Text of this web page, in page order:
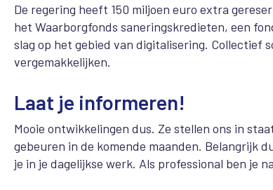
De regering heeft 150 miljoen euro extra
het Waarborgfonds saneringskredieten, een
slag op het gebied van digitalisering. Collectief
vergemakkelijken.
Laat je informeren!
Mooie ontwikkelingen dus. Ze stellen ons in
gebeuren in de komende maanden. Belangrijk
je in je dagelijkse werk. Als professional ben je